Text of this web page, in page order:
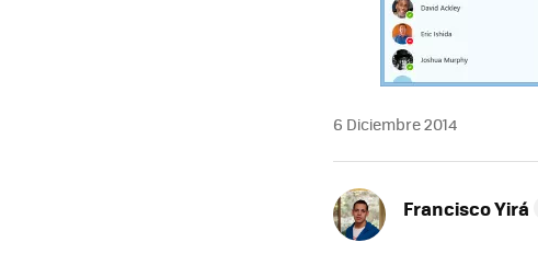
6 Diciembre 2014
Francisco Yirá